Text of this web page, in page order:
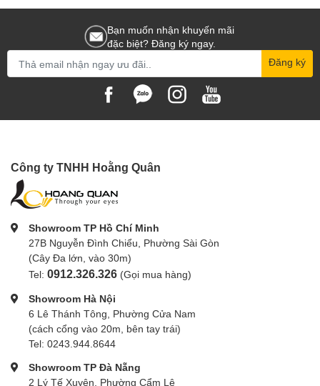
Bạn muốn nhận khuyến mãi
đặc biệt? Đăng ký ngay.
Đăng ký
Công ty TNHH Hoằng Quân
Showroom TP Hồ Chí Minh
27B Nguyễn Đình Chiểu, Phường Sài Gòn
(Cây Đa lớn, vào 30m)
Tel: 0912.326.326 (Gọi mua hàng)
Showroom Hà Nội
6 Lê Thánh Tông, Phường Cửa Nam
(cách cổng vào 20m, bên tay trái)
Tel: 0243.944.8644
Showroom TP Đà Nẵng
2 Lý Tế Xuyên, Phường Cẩm Lệ